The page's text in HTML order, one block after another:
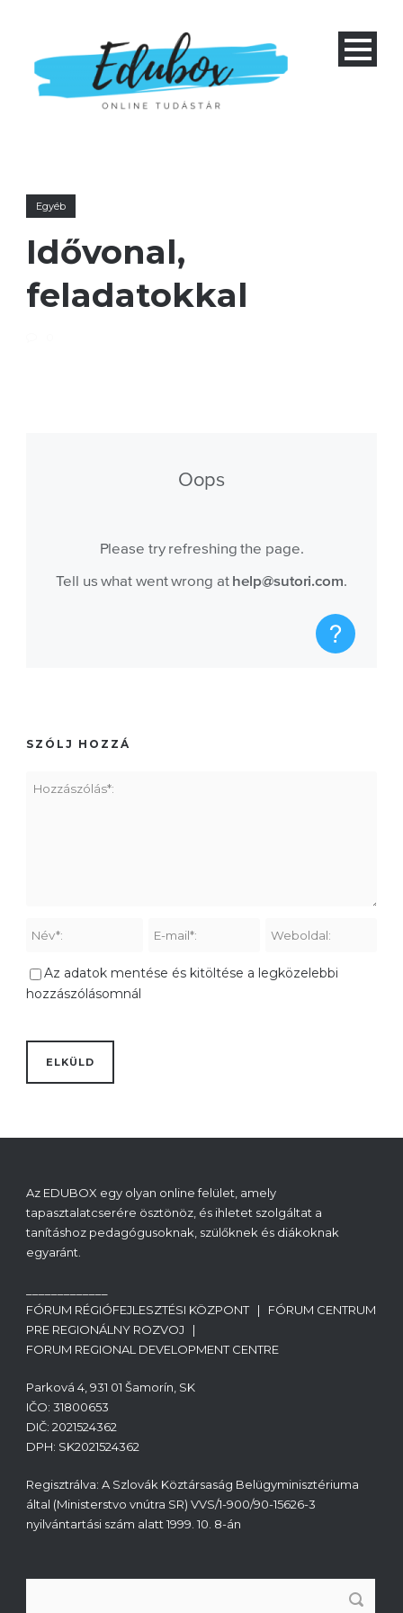
Egyéb
Idővonal,
feladatokkal
SZÓLJ HOZZÁ
Az adatok mentése és kitöltése a legközelebbi
hozzászólásomnál
Az EDUBOX egy olyan online felület, amely
tapasztalatcserére ösztönöz, és ihletet szolgáltat a
tanításhoz pedagógusoknak, szülőknek és diákoknak
egyaránt.
FÓRUM RÉGIÓFEJLESZTÉSI KÖZPONT | FÓRUM CENTRUM
PRE REGIONÁLNY ROZVOJ |
FORUM REGIONAL DEVELOPMENT CENTRE
Parková 4, 931 01 Šamorín, SK
IČO: 31800653
DIČ: 2021524362
DPH: SK2021524362
Regisztrálva: A Szlovák Köztársaság Belügyminisztériuma
által (Ministerstvo vnútra SR) VVS/1-900/90-15626-3
nyilvántartási szám alatt 1999. 10. 8-án